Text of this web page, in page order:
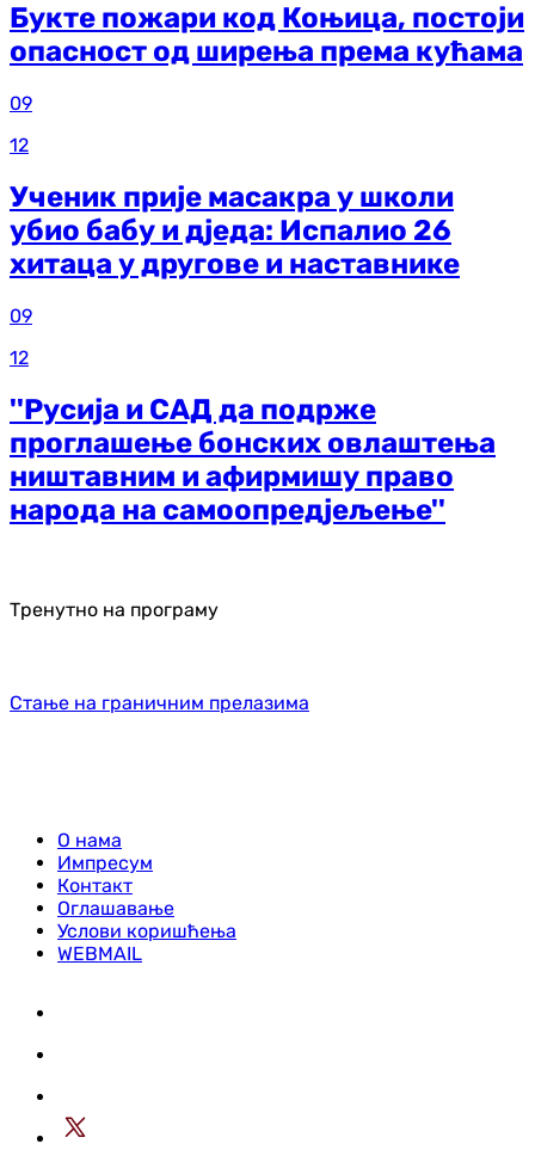
Букте пожари код Коњица, постоји
опасност од ширења према кућама
09
12
Ученик прије масакра у школи
убио бабу и дједа: Испалио 26
хитаца у другове и наставнике
09
12
''Русија и САД да подрже
проглашење бонских овлаштења
ништавним и афирмишу право
народа на самоопредјељење''
Тренутно на програму
Стање на граничним прелазима
О нама
Импресум
Контакт
Оглашавање
Услови коришћења
WEBMAIL